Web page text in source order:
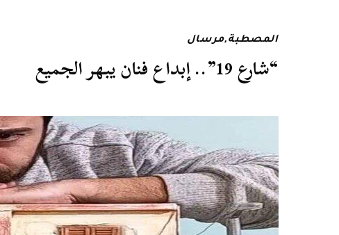
المصطبة,مرسال
“شارع 19”.. إبداع فنان يبهر الجميع